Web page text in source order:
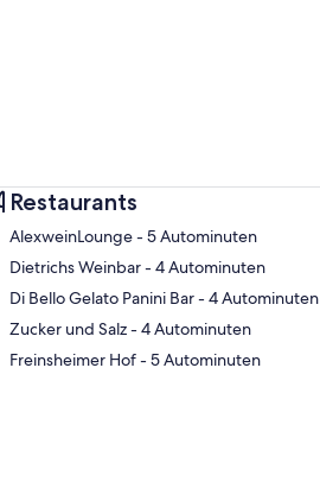
Restaurants
‪AlexweinLounge - ‬5 Autominuten
‪Dietrichs Weinbar - ‬4 Autominuten
‪Di Bello Gelato Panini Bar - ‬4 Autominuten
‪Zucker und Salz - ‬4 Autominuten
‪Freinsheimer Hof - ‬5 Autominuten